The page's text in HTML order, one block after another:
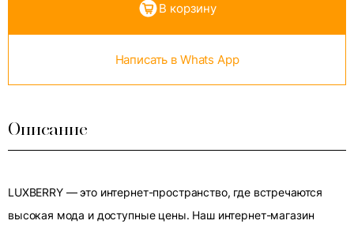
В корзину
Написать в Whats App
Описание
LUXBERRY — это интернет-пространство, где встречаются
высокая мода и доступные цены. Наш интернет-магазин